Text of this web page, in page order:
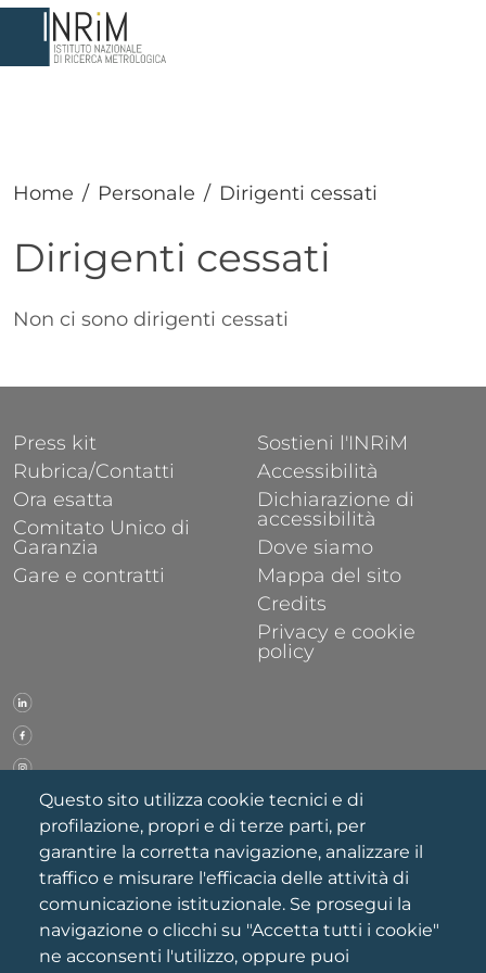
Salta al contenuto principale
Home Personale Dirigenti cessati
Dirigenti cessati
Paragrafo
Testo
Non ci sono dirigenti cessati
Questo sito utilizza cookie tecnici e di
profilazione, propri e di terze parti, per
garantire la corretta navigazione, analizzare il
traffico e misurare l'efficacia delle attività di
comunicazione istituzionale. Se prosegui la
navigazione o clicchi su "Accetta tutti i cookie"
ne acconsenti l'utilizzo, oppure puoi
FOOTER 1
Press kit
Rubrica/Contatti
Ora esatta
Comitato Unico di
Garanzia
Gare e contratti
FOOTER 2
Sostieni l'INRiM
Accessibilità
Dichiarazione di
accessibilità
Dove siamo
Mappa del sito
Credits
Privacy e cookie
policy